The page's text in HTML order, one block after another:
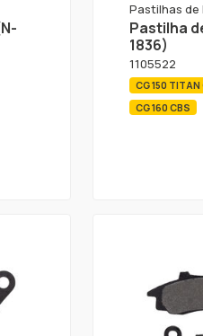
Pastilhas de
Pastilha
1836)
1105522
CG 150 TITAN
CG 160 CBS